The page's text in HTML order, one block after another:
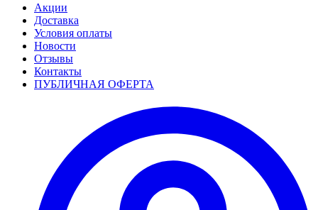
Акции
Доставка
Условия оплаты
Новости
Отзывы
Контакты
ПУБЛИЧНАЯ ОФЕРТА